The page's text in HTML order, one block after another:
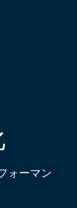
ォーマン